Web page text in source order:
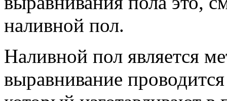
наливной пол.
Наливной пол является
выравнивание